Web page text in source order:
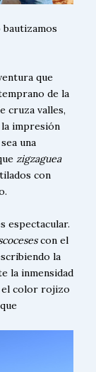
que
de la
cruza valles,
la impresión
una
zigzaguea
con
espectacular.
con el
la
la inmensidad
el color rojizo